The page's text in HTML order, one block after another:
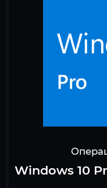
Windows 10